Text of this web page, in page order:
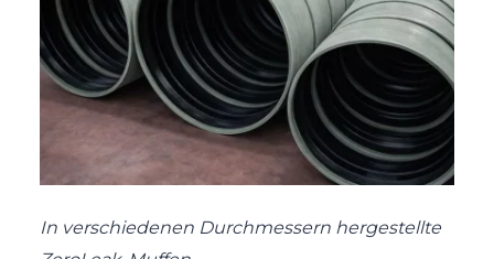
In verschiedenen Durchmessern hergestellte